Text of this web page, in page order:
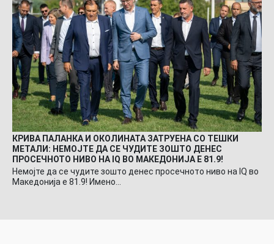
КРИВА ПАЛАНКА И ОКОЛИНАТА ЗАТРУЕНА СО ТЕШКИ
МЕТАЛИ: НЕМОЈТЕ ДА СЕ ЧУДИТЕ ЗОШТО ДЕНЕС
ПРОСЕЧНОТО НИВО НА IQ ВО МАКЕДОНИЈА Е 81.9!
Немојте да се чудите зошто денес просечното ниво на IQ во
Македонија е 81.9! Имено…